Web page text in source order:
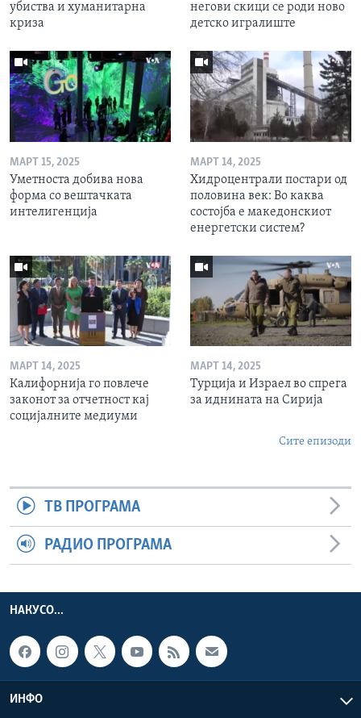
убиства и хуманитарна
криза
негови скици се роди ново
детско игралиште
МАРТ 15, 2025
Уметноста добива нова
форма со вештачката
интелигенција
МАРТ 14, 2025
Хидроцентрали постари од
половина век: Во каква
состојба е македонскиот
енергетски систем?
МАРТ 14, 2025
Калифорнија го повлече
законот за отчетност кај
социјалните медиуми
МАРТ 14, 2025
Турција и Израел во спрега
за иднината на Сирија
Сите епизоди
ТВ ПРОГРАМА
РАДИО ПРОГРАМА
НАКУСО...
ИНФО